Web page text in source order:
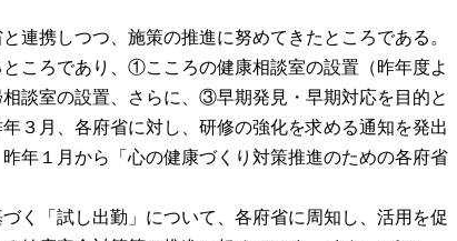
携しつつ、施策の推進に努めてきたところである。
ころであり、①こころの健康相談室の設置（昨年度よ
談室の設置、さらに、③早期発見・早期対応を目的と
３月、各府省に対し、研修の強化を求める通知を発出
年１月から「心の健康づくり対策推進のための各府省
く「試し出勤」について、各府省に周知し、活用を促